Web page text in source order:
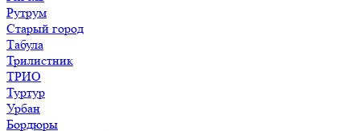
Рутрум
Старый город
Табула
Трилистник
ТРИО
Туртур
Урбан
Бордюры